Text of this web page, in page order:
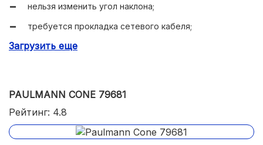
нельзя изменить угол наклона;
требуется прокладка сетевого кабеля;
нужно прочно крепить к стене — весит почти 1 кг.
Загрузить еще
PAULMANN CONE 79681
Рейтинг: 4.8